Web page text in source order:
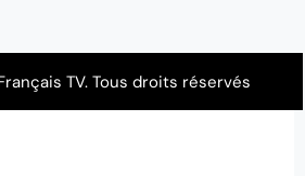
TV. Tous droits réservés